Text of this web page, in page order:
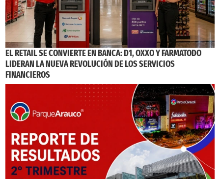
EL RETAIL SE CONVIERTE EN BANCA: D1, OXXO Y FARMATODO
LIDERAN LA NUEVA REVOLUCIÓN DE LOS SERVICIOS
FINANCIEROS